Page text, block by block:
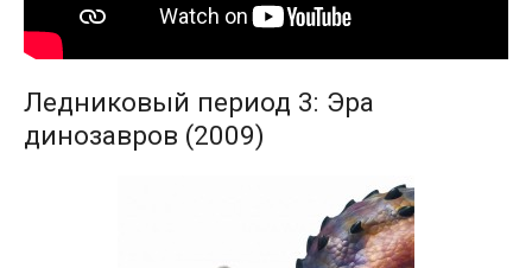
Ледниковый период 3: Эра
динозавров (2009)